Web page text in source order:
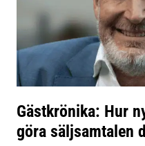
Gästkrönika: Hur
göra säljsamtalen